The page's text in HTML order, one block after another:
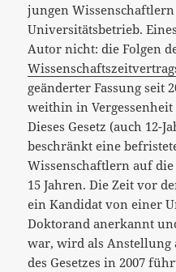
jungen
Universitätsbetrieb.
Autor nicht: die Folgen
geänderter Fassung seit
weithin in
Dieses Gesetz (auch 12-
beschränkt eine
Wissenschaftlern auf die
15 Jahren. Die Zeit vor
ein Kandidat von einer
Doktorand anerkannt
war, wird als Anstellung
des Gesetzes in 2007